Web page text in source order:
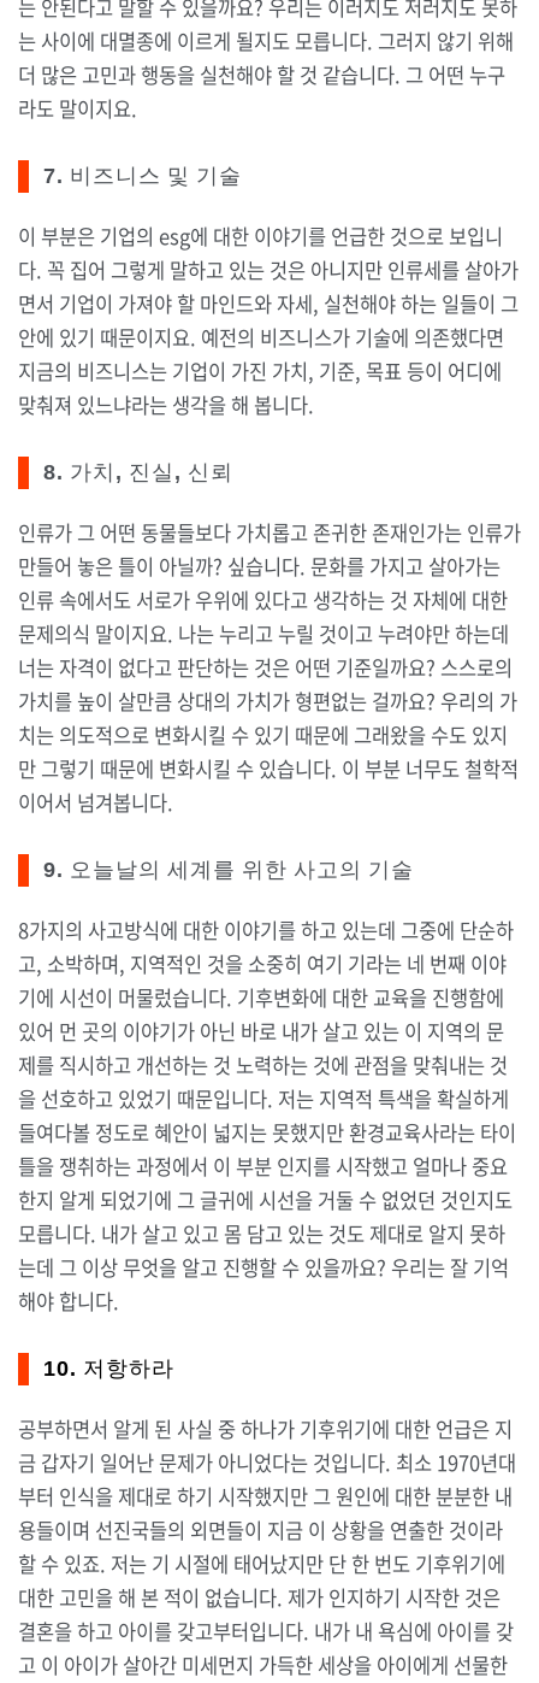
는 안된다고 말할 수 있을까요? 우리는 이러지도 저러지도 못하
는 사이에 대멸종에 이르게 될지도 모릅니다. 그러지 않기 위해
더 많은 고민과 행동을 실천해야 할 것 같습니다. 그 어떤 누구
라도 말이지요.
7. 비즈니스 및 기술
이 부분은 기업의 esg에 대한 이야기를 언급한 것으로 보입니
다. 꼭 집어 그렇게 말하고 있는 것은 아니지만 인류세를 살아가
면서 기업이 가져야 할 마인드와 자세, 실천해야 하는 일들이 그
안에 있기 때문이지요. 예전의 비즈니스가 기술에 의존했다면
지금의 비즈니스는 기업이 가진 가치, 기준, 목표 등이 어디에
맞춰져 있느냐라는 생각을 해 봅니다.
8. 가치, 진실, 신뢰
인류가 그 어떤 동물들보다 가치롭고 존귀한 존재인가는 인류가
만들어 놓은 틀이 아닐까? 싶습니다. 문화를 가지고 살아가는
인류 속에서도 서로가 우위에 있다고 생각하는 것 자체에 대한
문제의식 말이지요. 나는 누리고 누릴 것이고 누려야만 하는데
너는 자격이 없다고 판단하는 것은 어떤 기준일까요? 스스로의
가치를 높이 살만큼 상대의 가치가 형편없는 걸까요? 우리의 가
치는 의도적으로 변화시킬 수 있기 때문에 그래왔을 수도 있지
만 그렇기 때문에 변화시킬 수 있습니다. 이 부분 너무도 철학적
이어서 넘겨봅니다.
9. 오늘날의 세계를 위한 사고의 기술
8가지의 사고방식에 대한 이야기를 하고 있는데 그중에 단순하
고, 소박하며, 지역적인 것을 소중히 여기 기라는 네 번째 이야
기에 시선이 머물렀습니다. 기후변화에 대한 교육을 진행함에
있어 먼 곳의 이야기가 아닌 바로 내가 살고 있는 이 지역의 문
제를 직시하고 개선하는 것 노력하는 것에 관점을 맞춰내는 것
을 선호하고 있었기 때문입니다. 저는 지역적 특색을 확실하게
들여다볼 정도로 혜안이 넓지는 못했지만 환경교육사라는 타이
틀을 쟁취하는 과정에서 이 부분 인지를 시작했고 얼마나 중요
한지 알게 되었기에 그 글귀에 시선을 거둘 수 없었던 것인지도
모릅니다. 내가 살고 있고 몸 담고 있는 것도 제대로 알지 못하
는데 그 이상 무엇을 알고 진행할 수 있을까요? 우리는 잘 기억
해야 합니다.
10. 저항하라
공부하면서 알게 된 사실 중 하나가 기후위기에 대한 언급은 지
금 갑자기 일어난 문제가 아니었다는 것입니다. 최소 1970년대
부터 인식을 제대로 하기 시작했지만 그 원인에 대한 분분한 내
용들이며 선진국들의 외면들이 지금 이 상황을 연출한 것이라
할 수 있죠. 저는 기 시절에 태어났지만 단 한 번도 기후위기에
대한 고민을 해 본 적이 없습니다. 제가 인지하기 시작한 것은
결혼을 하고 아이를 갖고부터입니다. 내가 내 욕심에 아이를 갖
고 이 아이가 살아간 미세먼지 가득한 세상을 아이에게 선물한